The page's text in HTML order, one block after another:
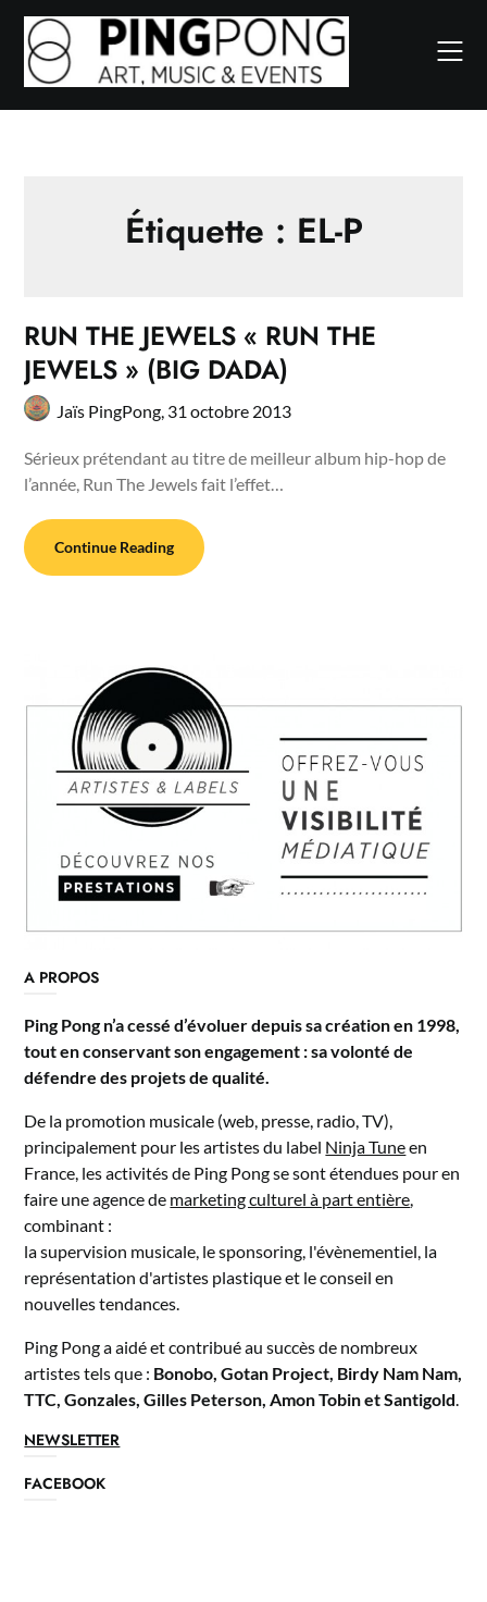
Skip
content
Étiquette : EL-P
RUN THE JEWELS « RUN THE
JEWELS » (BIG DADA)
Jaïs PingPong, 31 octobre 2013
Sérieux prétendant au titre de meilleur album hip-hop de
l’année, Run The Jewels fait l’effet…
Continue Reading
A PROPOS
Ping Pong n’a cessé d’évoluer depuis sa création en 1998,
tout en conservant son engagement : sa volonté de
défendre des projets de qualité.
De la promotion musicale (web, presse, radio, TV),
principalement pour les artistes du label Ninja Tuneen
France, les activités de Ping Pong se sont étendues pour en
faire une agence de marketing culturel à part entière
combinant :
la supervision musicale, le sponsoring, l'évènementiel, la
représentation d'artistes plastique et le conseil en
nouvelles tendances.
Ping Pong a aidé et contribué au succès de nombreux
artistes tels que : Bonobo, Gotan Project, Birdy Nam Nam,
TTC, Gonzales, Gilles Peterson, Amon Tobin et Santigold
NEWSLETTER
FACEBOOK